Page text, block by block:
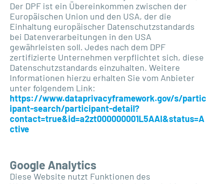
Der DPF ist ein Übereinkommen zwischen der
Europäischen Union und den USA, der die
Einhaltung europäischer Datenschutzstandards
bei Datenverarbeitungen in den USA
gewährleisten soll. Jedes nach dem DPF
zertifizierte Unternehmen verpflichtet sich, diese
Datenschutzstandards einzuhalten. Weitere
Informationen hierzu erhalten Sie vom Anbieter
unter folgendem Link:
https://www.dataprivacyframework.gov/s/partic
ipant-search/participant-detail?
contact=true&id=a2zt000000001L5AAI&status=A
ctive
Google Analytics
Diese Website nutzt Funktionen des